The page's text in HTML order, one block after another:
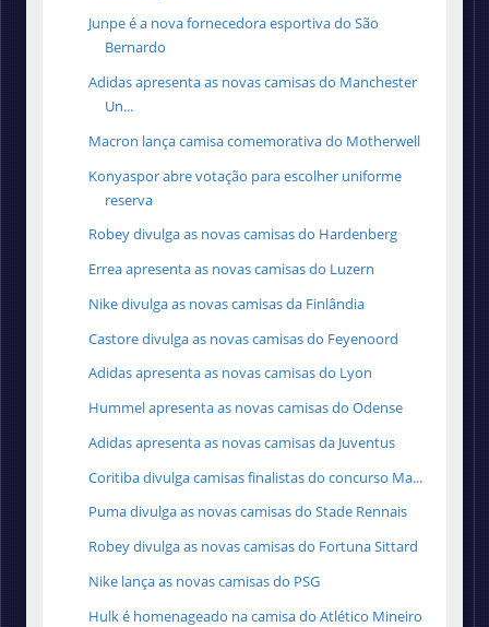
Junpe é a nova fornecedora esportiva do São
Bernardo
Adidas apresenta as novas camisas do Manchester
Un...
Macron lança camisa comemorativa do Motherwell
Konyaspor abre votação para escolher uniforme
reserva
Robey divulga as novas camisas do Hardenberg
Errea apresenta as novas camisas do Luzern
Nike divulga as novas camisas da Finlândia
Castore divulga as novas camisas do Feyenoord
Adidas apresenta as novas camisas do Lyon
Hummel apresenta as novas camisas do Odense
Adidas apresenta as novas camisas da Juventus
Coritiba divulga camisas finalistas do concurso Ma...
Puma divulga as novas camisas do Stade Rennais
Robey divulga as novas camisas do Fortuna Sittard
Nike lança as novas camisas do PSG
Hulk é homenageado na camisa do Atlético Mineiro